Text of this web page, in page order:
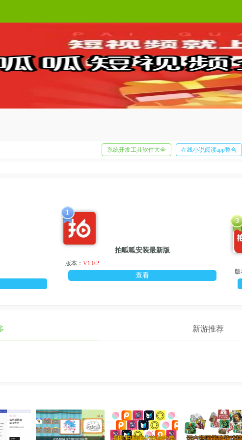
件中的佼佼者，是能够很好的记录与发现广大用户们美好生活的软件！在这里每天都有很
系统开发工具软件大全 在线小说阅读app整合
拍呱呱安装最新版
版本： V1.0.2
查看
1
版
3
新游推荐